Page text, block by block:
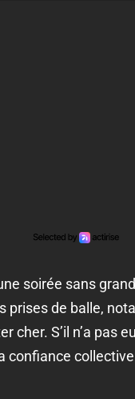
soirée sans
de balle,
S’il n’a pas